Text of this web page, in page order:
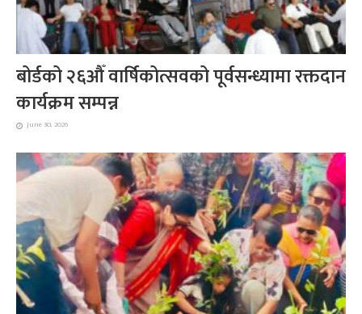
बोर्डको २६औँ वार्षिकोत्सवको पूर्वसन्ध्यामा रक्तदान
कार्यक्रम सम्पन्न
June 30, 2026